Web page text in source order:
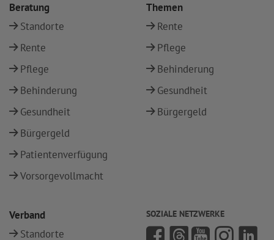
Beratung
Standorte
Rente
Pflege
Behinderung
Gesundheit
Bürgergeld
Patientenverfügung
Vorsorgevollmacht
Themen
Rente
Pflege
Behinderung
Gesundheit
Bürgergeld
Verband
Standorte
SOZIALE NETZWERKE